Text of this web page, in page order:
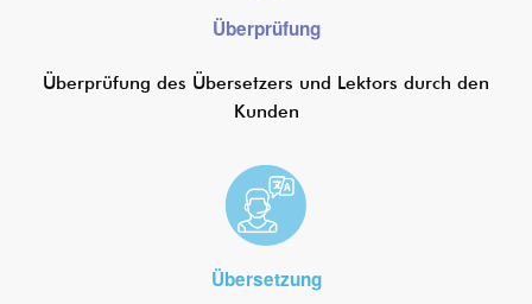
Überprüfung
Überprüfung des Übersetzers und Lektors durch den
Kunden
Übersetzung